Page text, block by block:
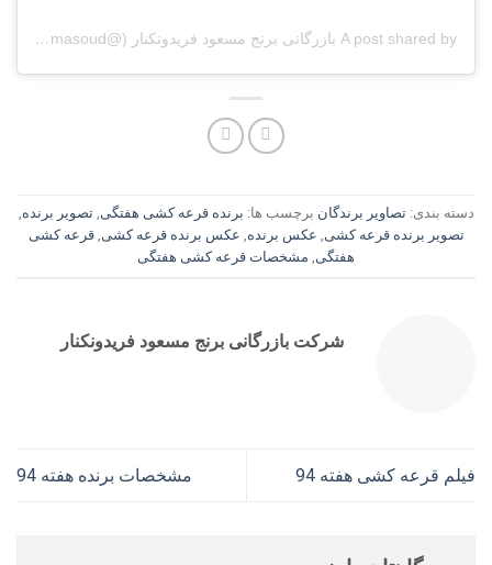
A post shared by بازرگانی برنج مسعود فریدونکنار (@berenj_masoud)
دسته بندی:تصاویر برندگان برچسب ها: برنده قرعه کشی هفتگی,تصویر برنده,
تصویر برنده قرعه کشی, عکس برنده, عکس برنده قرعه کشی,قرعه کشی
هفتگی, مشخصات قرعه کشی هفتگی
شرکت بازرگانی برنج مسعود فریدونکنار
فیلم قرعه کشی هفته 94 مشخصات برنده هفته 94